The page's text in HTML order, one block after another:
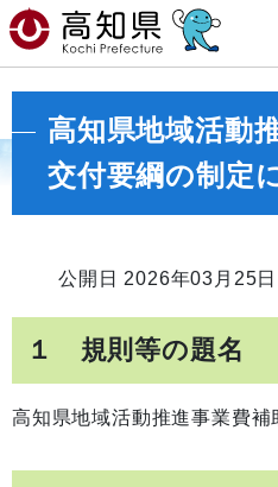
高知県地域活動
交付要綱の制定
公開日 2026年03月25日
１ 規則等の題名
高知県地域活動推進事業費補